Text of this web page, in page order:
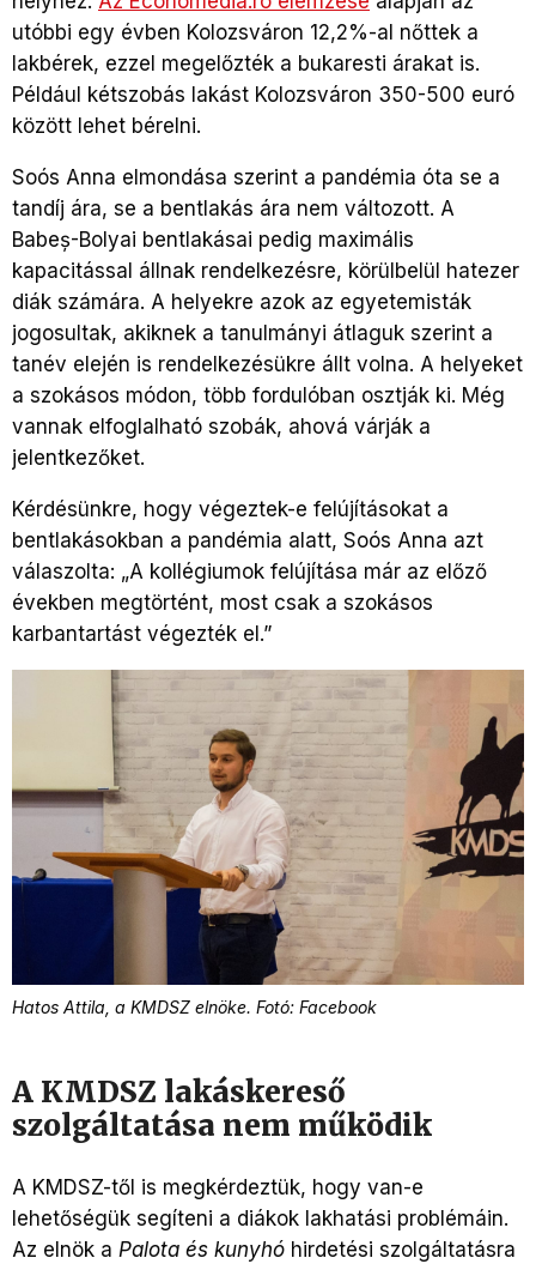
utóbbi egy évben Kolozsváron 12,2%-al nőttek a
lakbérek, ezzel megelőzték a bukaresti árakat is.
Például kétszobás lakást Kolozsváron 350-500 euró
között lehet bérelni.
Soós Anna elmondása szerint a pandémia óta se a
tandíj ára, se a bentlakás ára nem változott. A
Babeș-Bolyai bentlakásai pedig maximális
kapacitással állnak rendelkezésre, körülbelül hatezer
diák számára. A helyekre azok az egyetemisták
jogosultak, akiknek a tanulmányi átlaguk szerint a
tanév elején is rendelkezésükre állt volna. A helyeket
a szokásos módon, több fordulóban osztják ki. Még
vannak elfoglalható szobák, ahová várják a
jelentkezőket.
Kérdésünkre, hogy végeztek-e felújításokat a
bentlakásokban a pandémia alatt, Soós Anna azt
válaszolta: „A kollégiumok felújítása már az előző
években megtörtént, most csak a szokásos
karbantartást végezték el.”
Hatos Attila, a KMDSZ elnöke. Fotó: Facebook
A KMDSZ lakáskereső
szolgáltatása nem működik
A KMDSZ-től is megkérdeztük, hogy van-e
lehetőségük segíteni a diákok lakhatási problémáin.
Az elnök a Palota és kunyhó hirdetési szolgáltatásra